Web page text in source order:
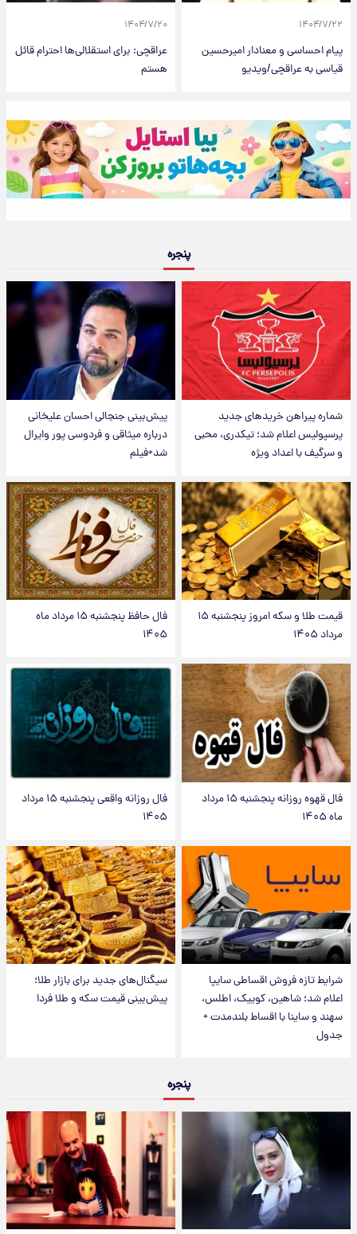
۱۴۰۴/۷/۲۲
پیام احساسی و معنادار امیرحسین
قیاسی به عراقچی/ویدیو
۱۴۰۴/۷/۲۰
عراقچی: برای استقلالی‌ها احترام قائل
هستم
پنجره
شماره پیراهن خریدهای جدید
پرسپولیس اعلام شد؛ تیکدری، محبی
و سرگیف با اعداد ویژه
پیش‌بینی جنجالی احسان علیخانی
درباره میثاقی و فردوسی پور وایرال
شد+فیلم
قیمت طلا و سکه امروز پنجشنبه ۱۵
مرداد ۱۴۰۵
فال حافظ پنجشنبه ۱۵ مرداد ماه
۱۴۰۵
فال قهوه روزانه پنجشنبه ۱۵ مرداد
ماه ۱۴۰۵
فال روزانه واقعی پنجشنبه ۱۵ مرداد
۱۴۰۵
شرایط تازه فروش اقساطی سایپا
اعلام شد؛ شاهین، کوییک، اطلس،
سهند و ساینا با اقساط بلندمدت +
جدول
سیگنال‌های جدید برای بازار طلا؛
پیش‌بینی قیمت سکه و طلا فردا
پنجره